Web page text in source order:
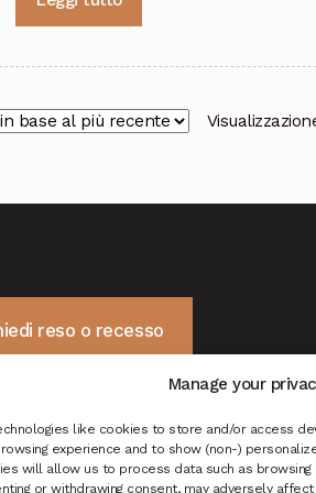
Manage your
like cookies to store and/or access
experience and to show (non-)
will allow us to process data such as browsing
or withdrawing consent, may adversely
reso o recesso